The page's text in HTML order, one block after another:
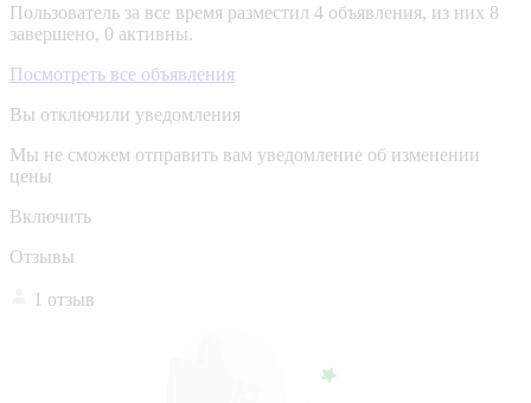
Пользователь за все время разместил 4 объявления, из них 8
завершено, 0 активны.
Посмотреть все объявления
Вы отключили уведомления
Мы не сможем отправить вам уведомление об изменении
цены
Включить
Отзывы
1 отзыв